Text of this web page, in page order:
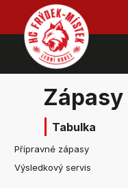
Zápasy
Tabulka
Přípravné zápasy
Výsledkový servis